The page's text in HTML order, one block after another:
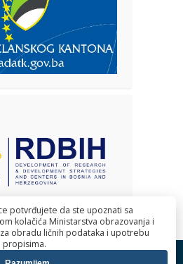
i nauke Tuzlanskog kantona. Sva
potvrđujete da ste upoznati sa
kolačića Ministarstva obrazovanja i
obradu ličnih podataka i upotrebu
propisima.